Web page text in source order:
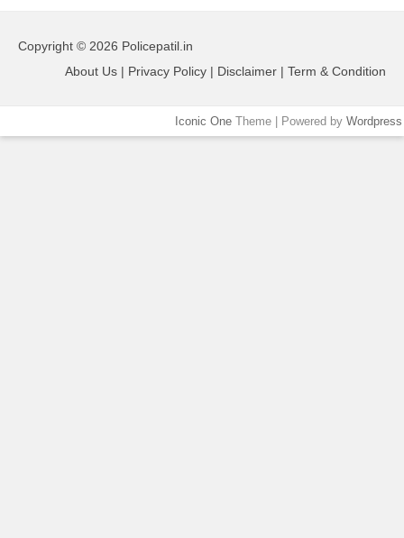
Copyright © 2026 Policepatil.in
About Us | Privacy Policy | Disclaimer | Term & Condition
Iconic One Theme | Powered by Wordpress